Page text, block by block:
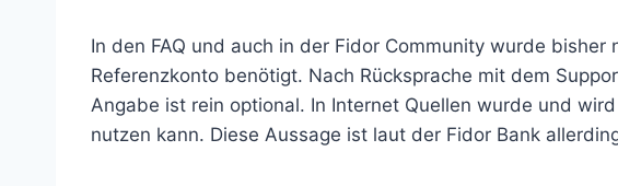
In den FAQ und auch in der Fidor Community wurde
Referenzkonto benötigt. Nach Rücksprache mit dem
Angabe ist rein optional. In Internet Quellen wurde und
nutzen kann. Diese Aussage ist laut der Fidor Bank